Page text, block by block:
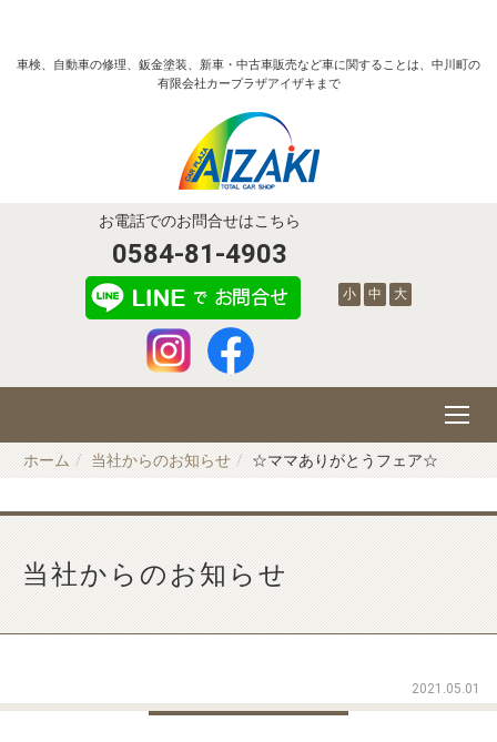
車検、自動車の修理、鈑金塗装、新車・中古車販売など車に関することは、中川町の
有限会社カープラザアイザキまで
お電話でのお問合せはこちら
0584-81-4903
小 中 大
ホーム 当社からのお知らせ ☆ママありがとうフェア☆
当社からのお知らせ
2021.05.01